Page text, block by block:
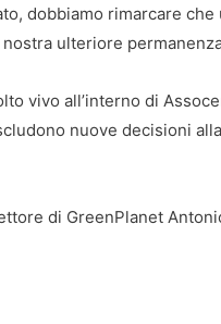
dobbiamo rimarcare
ulteriore
vivo all’interno di
nuove decisioni
di GreenPlanet